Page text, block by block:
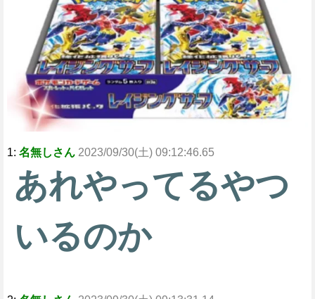
1: 名無しさん 2023/09/30(土) 09:12:46.65
あれやってるやつ
いるのか